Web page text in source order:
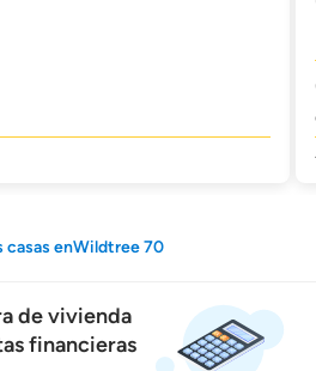
casas enWildtree 70
de vivienda
financieras